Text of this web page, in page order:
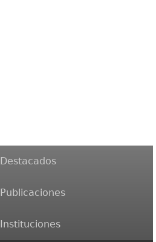
Destacados
Publicaciones
Instituciones